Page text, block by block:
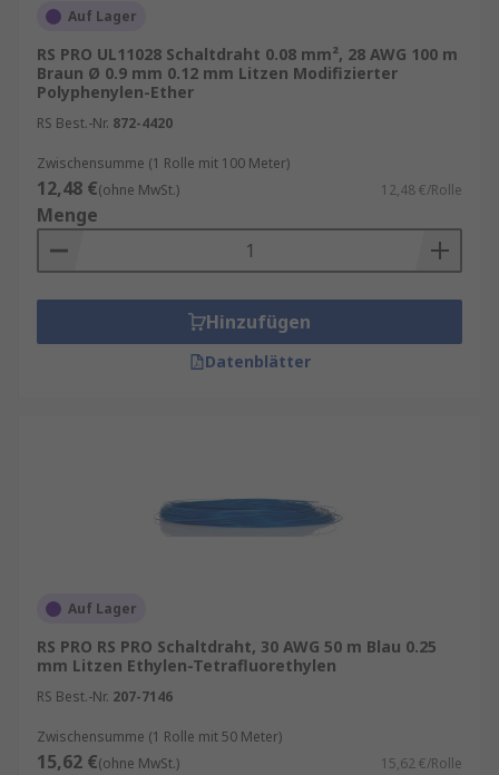
Auf Lager
RS PRO UL11028 Schaltdraht 0.08 mm², 28 AWG 100 m
Braun Ø 0.9 mm 0.12 mm Litzen Modifizierter
Polyphenylen-Ether
RS Best.-Nr. 872-4420
Zwischensumme (1 Rolle mit 100 Meter)
12,48 €(ohne MwSt.) 12,48 €/Rolle
Menge
Hinzufügen
Datenblätter
Auf Lager
RS PRO RS PRO Schaltdraht, 30 AWG 50 m Blau 0.25
mm Litzen Ethylen-Tetrafluorethylen
RS Best.-Nr. 207-7146
Zwischensumme (1 Rolle mit 50 Meter)
15,62 €(ohne MwSt.) 15,62 €/Rolle